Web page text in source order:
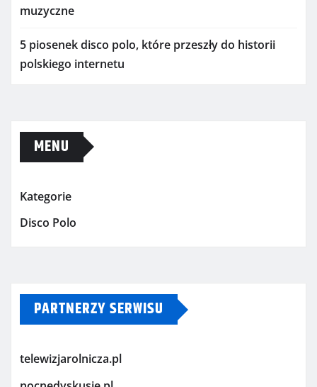
muzyczne
5 piosenek disco polo, które przeszły do historii
polskiego internetu
MENU
Kategorie
Disco Polo
PARTNERZY SERWISU
telewizjarolnicza.pl